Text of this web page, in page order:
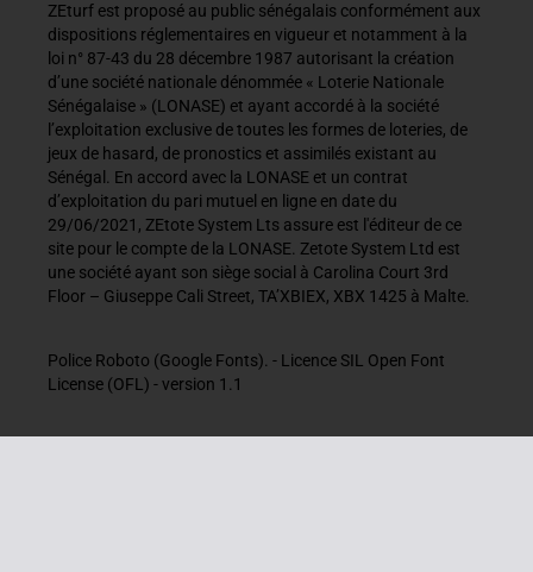
ZEturf est proposé au public sénégalais conformément aux
dispositions réglementaires en vigueur et notamment à la
loi n° 87-43 du 28 décembre 1987 autorisant la création
d’une société nationale dénommée « Loterie Nationale
Sénégalaise » (LONASE) et ayant accordé à la société
l’exploitation exclusive de toutes les formes de loteries, de
jeux de hasard, de pronostics et assimilés existant au
Sénégal. En accord avec la LONASE et un contrat
d’exploitation du pari mutuel en ligne en date du
29/06/2021, ZEtote System Lts assure est l'éditeur de ce
site pour le compte de la LONASE. Zetote System Ltd est
une société ayant son siège social à Carolina Court 3rd
Floor – Giuseppe Cali Street, TA’XBIEX, XBX 1425 à Malte.
Police Roboto (Google Fonts). - Licence SIL Open Font
License (OFL) - version 1.1